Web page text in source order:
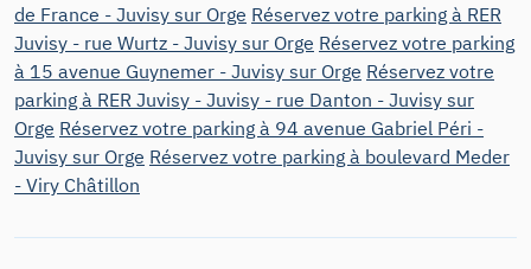
de France - Juvisy sur Orge Réservez votre parking à RER
Juvisy - rue Wurtz - Juvisy sur Orge Réservez votre parking
à 15 avenue Guynemer - Juvisy sur Orge Réservez votre
parking à RER Juvisy - Juvisy - rue Danton - Juvisy sur
Orge Réservez votre parking à 94 avenue Gabriel Péri -
Juvisy sur Orge Réservez votre parking à boulevard Meder
- Viry Châtillon